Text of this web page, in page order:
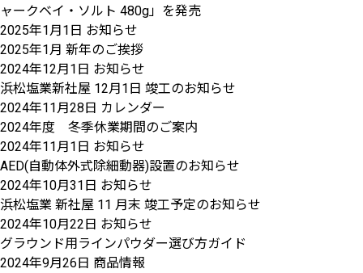
ャークベイ・ソルト 480g」を発売
2025年1月1日 お知らせ
2025年1月 新年のご挨拶
2024年12月1日 お知らせ
浜松塩業新社屋 12月1日 竣工のお知らせ
2024年11月28日 カレンダー
2024年度 冬季休業期間のご案内
2024年11月1日 お知らせ
AED(自動体外式除細動器)設置のお知らせ
2024年10月31日 お知らせ
浜松塩業 新社屋 11 月末 竣工予定のお知らせ
2024年10月22日 お知らせ
グラウンド用ラインパウダー選び方ガイド
2024年9月26日 商品情報